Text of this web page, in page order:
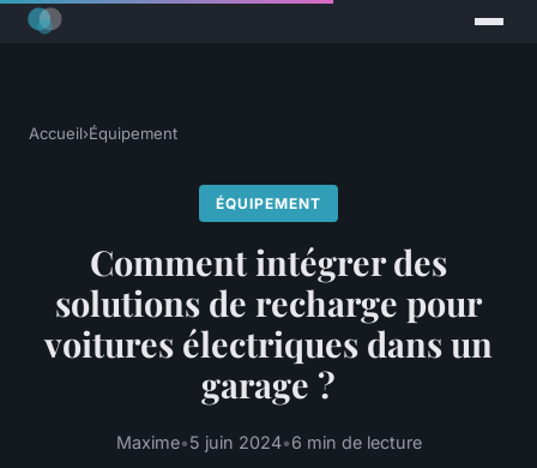
Accueil›Équipement
ÉQUIPEMENT
Comment intégrer des
solutions de recharge pour
voitures électriques dans un
garage ?
Maxime•5 juin 2024•6 min de lecture